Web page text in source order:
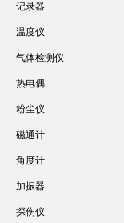
记录器
温度仪
气体检测仪
热电偶
粉尘仪
磁通计
角度计
加振器
探伤仪